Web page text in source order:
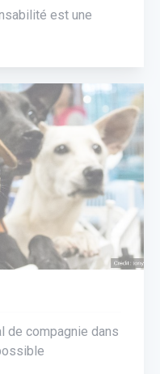
est une
de compagnie dans